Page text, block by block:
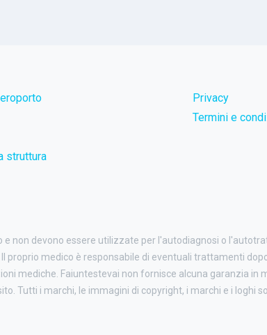
struttura
Privacy
Termini e
non devono essere utilizzate per l'autodiagnosi o
medico è responsabile di eventuali trattamenti
mediche. Faiuntestevai non fornisce alcuna garanzia in
Tutti i marchi, le immagini di copyright, i marchi e i loghi